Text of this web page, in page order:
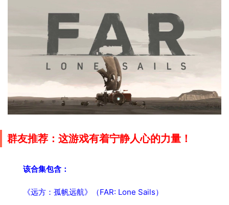
群友推荐：这游戏有着宁静人心的力量！
该合集包含：
《远方：孤帆远航》（FAR: Lone Sails）